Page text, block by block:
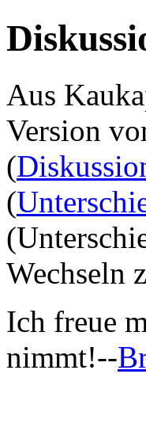
Aus
Version
(
(
Wechseln
Ich freue
nimmt!--